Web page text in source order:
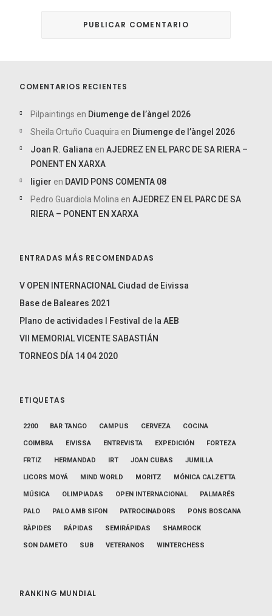
COMENTARIOS RECIENTES
Pilpaintings en Diumenge de l’àngel 2026
Sheila Ortuño Cuaquira en Diumenge de l’àngel 2026
Joan R. Galiana en AJEDREZ EN EL PARC DE SA RIERA –
PONENT EN XARXA
ligier en DAVID PONS COMENTA 08
Pedro Guardiola Molina en AJEDREZ EN EL PARC DE SA
RIERA – PONENT EN XARXA
ENTRADAS MÁS RECOMENDADAS
V OPEN INTERNACIONAL Ciudad de Eivissa
Base de Baleares 2021
Plano de actividades I Festival de la AEB
VII MEMORIAL VICENTE SABASTIÁN
TORNEOS DÍA 14 04 2020
ETIQUETAS
2200 BAR TANGO CAMPUS CERVEZA COCINA
COIMBRA EIVISSA ENTREVISTA EXPEDICIÓN FORTEZA
FRTIZ HERMANDAD IRT JOAN CUBAS JUMILLA
LICORS MOYÁ MIND WORLD MORITZ MÓNICA CALZETTA
MÚSICA OLIMPIADAS OPEN INTERNACIONAL PALMARÉS
PALO PALO AMB SIFON PATROCINADORS PONS BOSCANA
RÀPIDES RÁPIDAS SEMIRÁPIDAS SHAMROCK
SON DAMETO SUB VETERANOS WINTERCHESS
RANKING MUNDIAL